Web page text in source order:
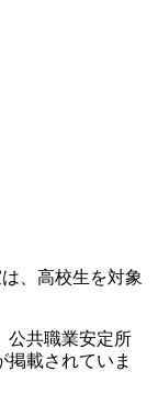
、高校生を対象
公共職業安定所
掲載されていま